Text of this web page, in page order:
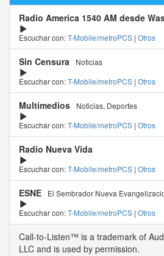
Radio America 1540 AM desde
Escuchar con:T-Mobile/metroPCS | Otros
Sin Censura
Noticias
Escuchar con:T-Mobile/metroPCS | Otros
Multimedios
Noticias, Deportes
Escuchar con:T-Mobile/metroPCS | Otros
Radio Nueva Vida
Escuchar con:T-Mobile/metroPCS | Otros
ESNE
El Sembrador Nueva
Escuchar con:T-Mobile/metroPCS | Otros
Call-to-Listen™ is a trademark of
LLC and is used by permission.